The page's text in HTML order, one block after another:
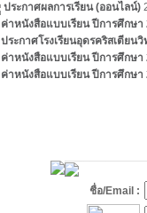
ประกาศผลการเรียน (ออนไลน์)
ค่าหนังสือแบบเรียน ปีการศึกษา
ประกาศโรงเรียนอุดรคริสเตียน
ค่าหนังสือแบบเรียน ปีการศึกษา
ค่าหนังสือแบบเรียน ปีการศึกษา
ชื่อ/Email :